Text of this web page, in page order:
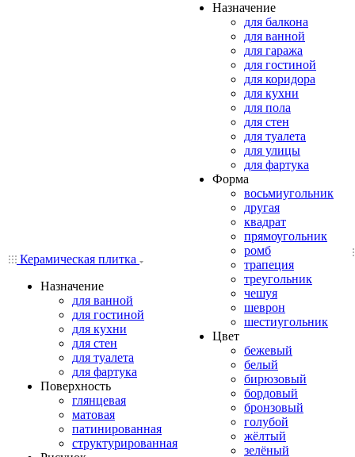
Керамическая плитка
Назначение
для ванной
для гостиной
для кухни
для стен
для туалета
для фартука
Поверхность
глянцевая
матовая
патинированная
структурированная
Назначение
для балкона
для ванной
для гаража
для гостиной
для коридора
для кухни
для пола
для стен
для туалета
для улицы
для фартука
Форма
восьмиугольник
другая
квадрат
прямоугольник
ромб
трапеция
треугольник
чешуя
шеврон
шестиугольник
Цвет
бежевый
белый
бирюзовый
бордовый
бронзовый
голубой
жёлтый
зелёный